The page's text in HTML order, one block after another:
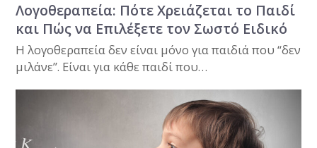
Λογοθεραπεία: Πότε Χρειάζεται το Παιδί
και Πώς να Επιλέξετε τον Σωστό Ειδικό
Η λογοθεραπεία δεν είναι μόνο για παιδιά που “δεν
μιλάνε”. Είναι για κάθε παιδί που…